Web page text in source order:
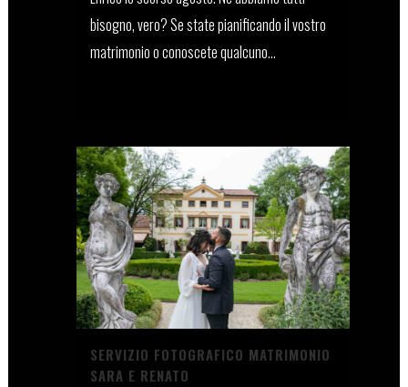
bisogno, vero? Se state pianificando il vostro
matrimonio o conoscete qualcuno...
SERVIZIO FOTOGRAFICO MATRIMONIO
SARA E RENATO